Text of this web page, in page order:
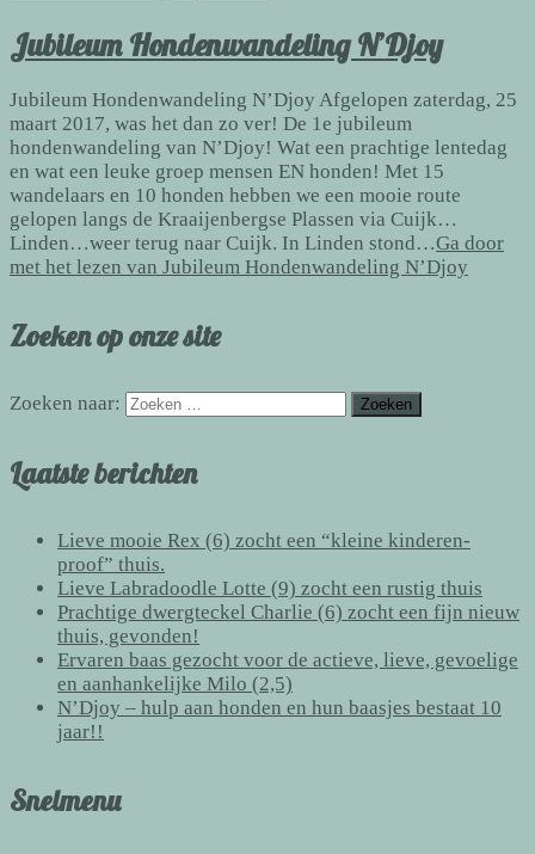
Jubileum Hondenwandeling N’Djoy
Jubileum Hondenwandeling N’Djoy Afgelopen zaterdag, 25
maart 2017, was het dan zo ver! De 1e jubileum
hondenwandeling van N’Djoy! Wat een prachtige lentedag
en wat een leuke groep mensen EN honden! Met 15
wandelaars en 10 honden hebben we een mooie route
gelopen langs de Kraaijenbergse Plassen via Cuijk…
Linden…weer terug naar Cuijk. In Linden stond…Ga door
met het lezen van Jubileum Hondenwandeling N’Djoy
Zoeken op onze site
Zoeken naar:
Laatste berichten
Lieve mooie Rex (6) zocht een “kleine kinderen-
proof” thuis.
Lieve Labradoodle Lotte (9) zocht een rustig thuis
Prachtige dwergteckel Charlie (6) zocht een fijn nieuw
thuis, gevonden!
Ervaren baas gezocht voor de actieve, lieve, gevoelige
en aanhankelijke Milo (2,5)
N’Djoy – hulp aan honden en hun baasjes bestaat 10
jaar!!
Snelmenu